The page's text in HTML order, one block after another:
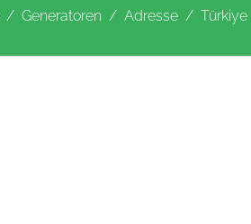
Generatoren Adresse Türkiye